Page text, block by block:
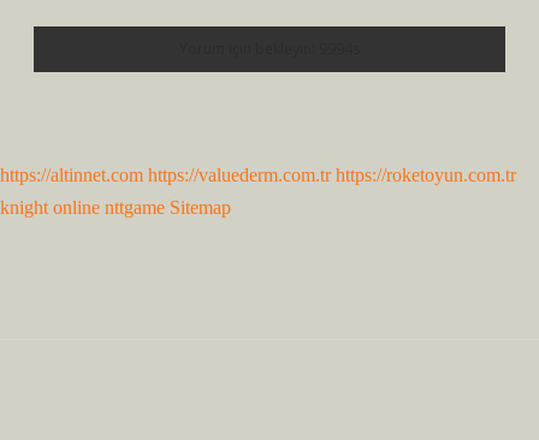
https://altinnet.com https://valuederm.com.tr https://roketoyun.com.tr
knight online nttgame Sitemap